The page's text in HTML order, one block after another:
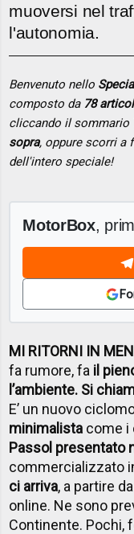
muoversi nel
l'autonomia.
Benvenuto nello
composto da 78
cliccando il sommario
sopra, oppure scorri a
dell'intero speciale!
MotorBox,
MI RITORNI IN
fa rumore, fa il
l’ambiente. Si
E’ un nuovo
minimalista come i
Passol presentato
commercializzato
ci arriva, a partire
online. Ne sono
Continente. Pochi,